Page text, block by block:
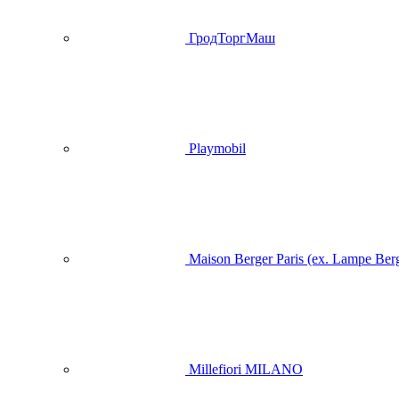
ГродТоргМаш
Playmobil
Maison Berger Paris (ex. Lampe
Millefiori MILANO